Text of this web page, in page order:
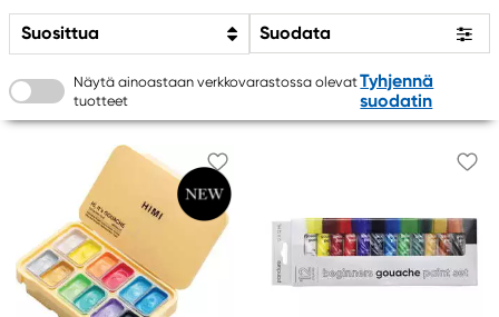
Suosittua Suodata
Näytä ainoastaan verkkovarastossa olevat
tuotteet
Tyhjennä
suodatin